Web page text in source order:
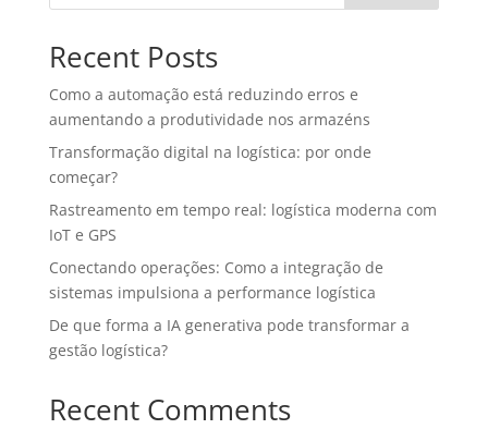
Recent Posts
Como a automação está reduzindo erros e
aumentando a produtividade nos armazéns
Transformação digital na logística: por onde
começar?
Rastreamento em tempo real: logística moderna com
IoT e GPS
Conectando operações: Como a integração de
sistemas impulsiona a performance logística
De que forma a IA generativa pode transformar a
gestão logística?
Recent Comments